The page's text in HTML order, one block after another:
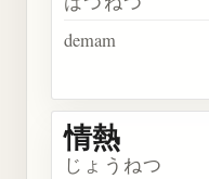
demam
情熱
じょうねつ